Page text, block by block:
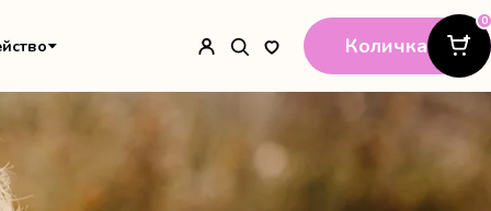
Количка
0